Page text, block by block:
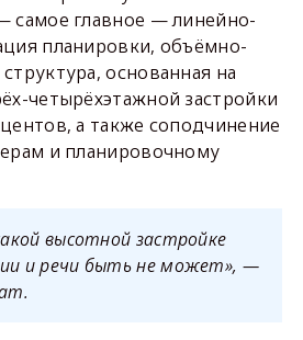
самое главное — линейно-
планировки, объёмно-
основанная на
четырёхэтажной застройки
а также соподчинение
и планировочному
высотной застройке
и речи быть не может», —